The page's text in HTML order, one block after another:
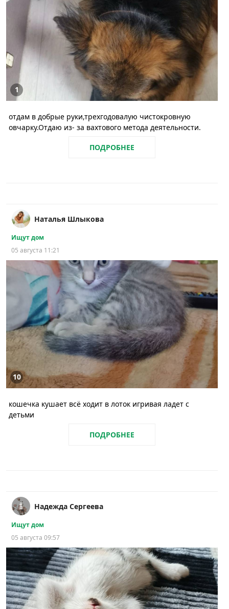
1
отдам в добрые руки,трехгодовалую чистокровную
овчарку.Отдаю из- за вахтового метода деятельности.
ПОДРОБНЕЕ
Наталья Шлыкова
Ищут дом
05 августа 11:21
10
кошечка кушает всё ходит в лоток игривая ладет с
детьми
ПОДРОБНЕЕ
Надежда Сергеева
Ищут дом
05 августа 09:57